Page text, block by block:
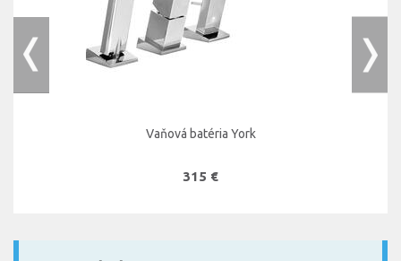
Vaňová batéria York
315 €